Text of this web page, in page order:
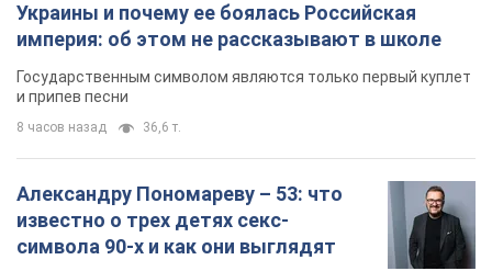
Украины и почему ее боялась Российская
империя: об этом не рассказывают в школе
Государственным символом являются только первый куплет
и припев песни
8 часов назад 36,6 т.
Александру Пономареву – 53: что
известно о трех детях секс-
символа 90-х и как они выглядят